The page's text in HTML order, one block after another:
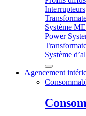
Interrupteurs
Système
Power
Système
Agencement